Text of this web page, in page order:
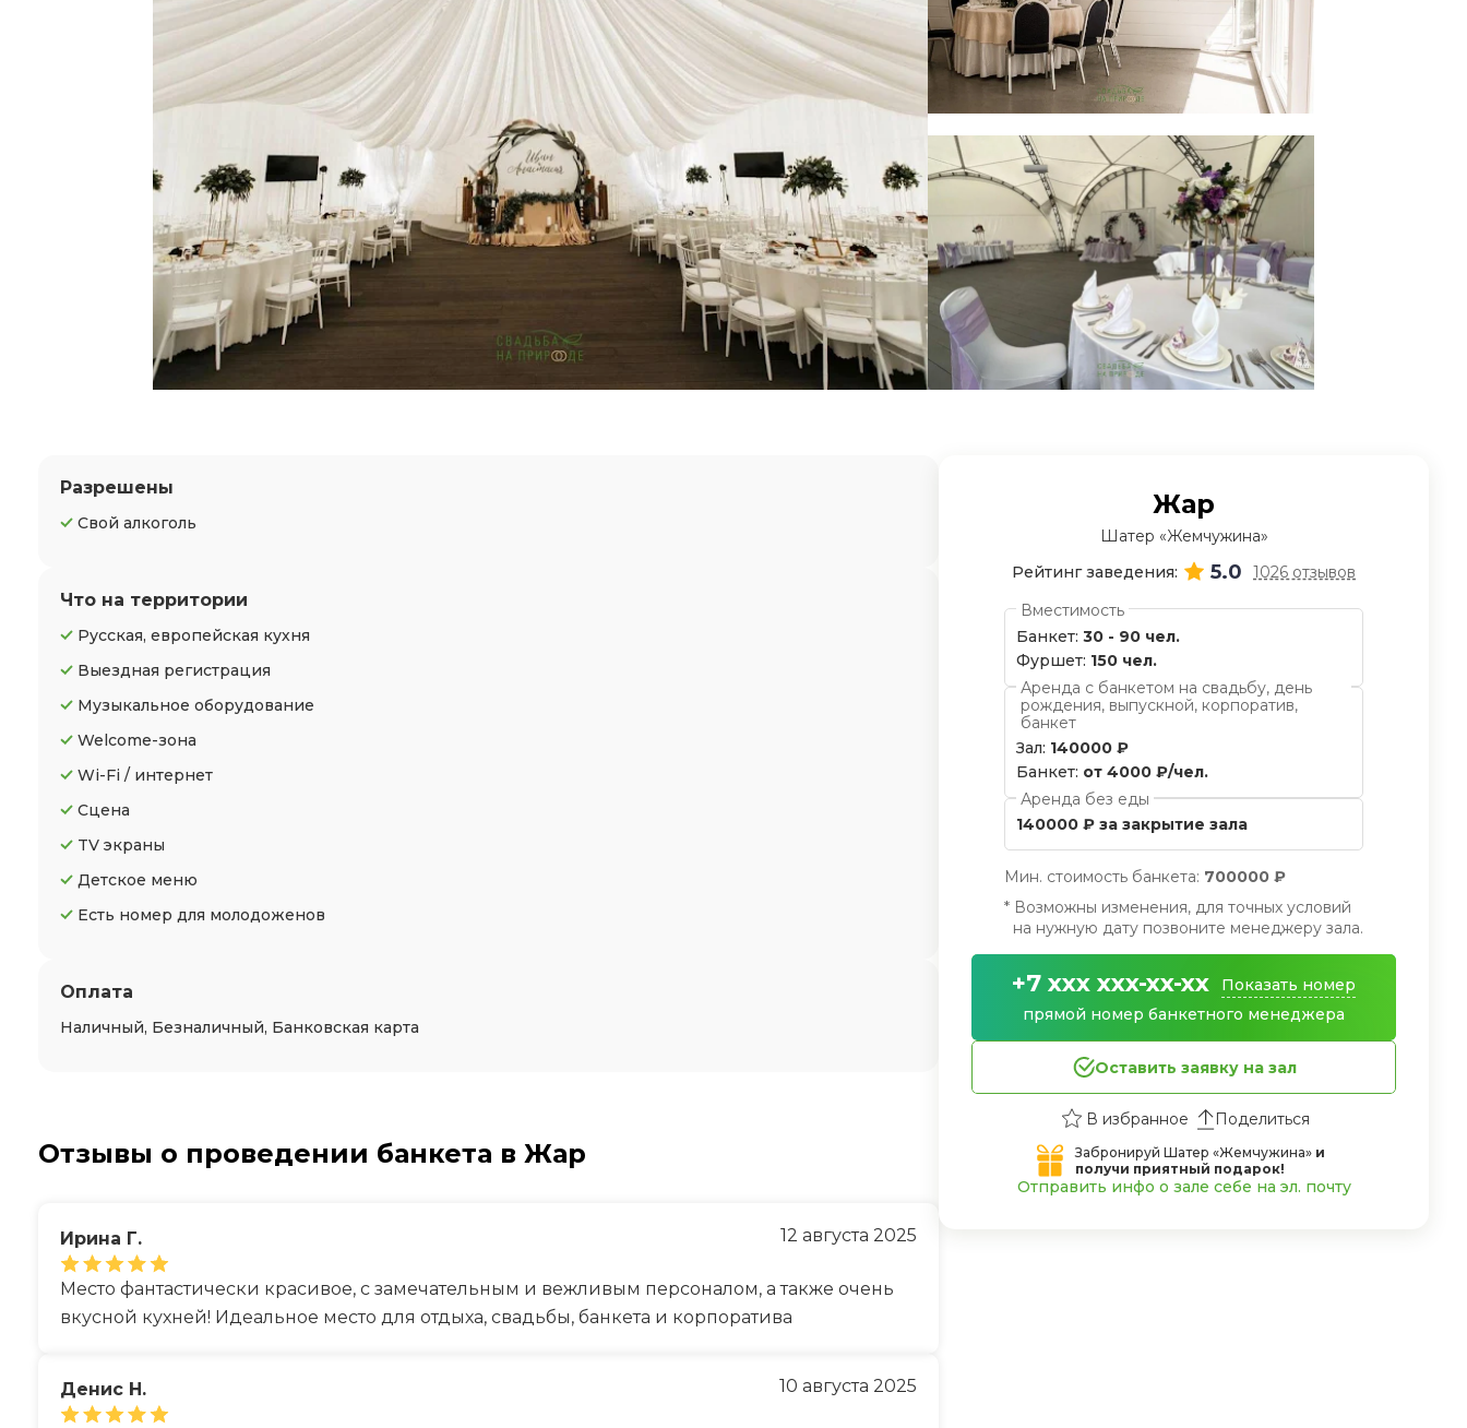
Разрешены
Свой алкоголь
Что на территории
Русская, европейская кухня
Выездная регистрация
Музыкальное оборудование
Welcome-зона
Wi-Fi / интернет
Сцена
TV экраны
Детское меню
Есть номер для молодоженов
Оплата
Наличный, Безналичный, Банковская карта
Отзывы о проведении банкета в Жар
Ирина Г. 12 августа 2025
Место фантастически красивое, с замечательным и вежливым персоналом, а также очень
вкусной кухней! Идеальное место для отдыха, свадьбы, банкета и корпоратива
Денис Н. 10 августа 2025
Жар
Шатер «Жемчужина»
Рейтинг заведения:
5.0
1026 отзывов
Вместимость
Банкет: 30 - 90 чел.
Фуршет: 150 чел.
Аренда с банкетом на свадьбу, день
рождения, выпускной, корпоратив,
банкет
Зал: 140000 ₽
Банкет: от 4000 ₽/чел.
Аренда без еды
140000 ₽ за закрытие зала
Мин. стоимость банкета: 700000 ₽
* Возможны изменения, для точных условий
на нужную дату позвоните менеджеру зала.
+7 xxx xxx-xx-xx
Показать номер
прямой номер банкетного менеджера
Оставить заявку на зал
Поделиться
Забронируй Шатер «Жемчужина» и
получи приятный подарок!
Отправить инфо о зале себе на эл. почту